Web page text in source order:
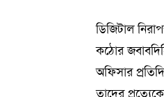
ডিজিটাল
কঠোর
অফিসার